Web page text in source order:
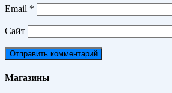
Email *
Сайт
Магазины